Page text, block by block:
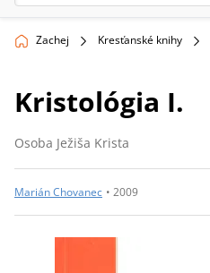
Zachej Kresťanské knihy
Kristológia I.
Osoba Ježiša Krista
Marián Chovanec • 2009